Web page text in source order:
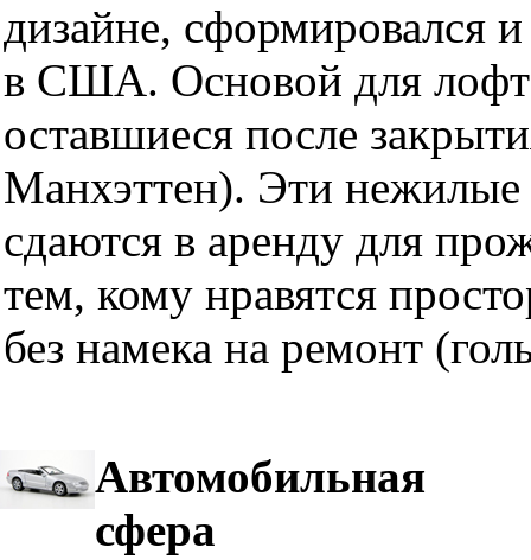
дизайне, сформировался
в США. Основой для
оставшиеся после
Манхэттен). Эти нежилые
сдаются в аренду для
тем, кому нравятся
без намека на ремонт
Автомобильная
сфера